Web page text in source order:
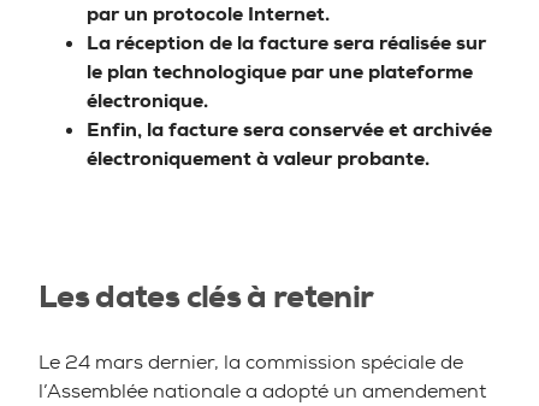
par un protocole Internet.
La réception de la facture sera réalisée sur
le plan technologique par une plateforme
électronique.
Enfin, la facture sera conservée et archivée
électroniquement à valeur probante.
Les dates clés à retenir
Le 24 mars dernier, la commission spéciale de
l’Assemblée nationale a adopté un amendement